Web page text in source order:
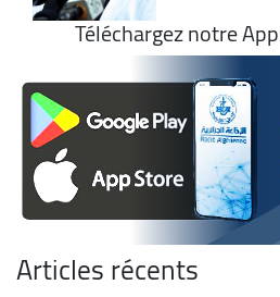
Téléchargez notre
Articles récents